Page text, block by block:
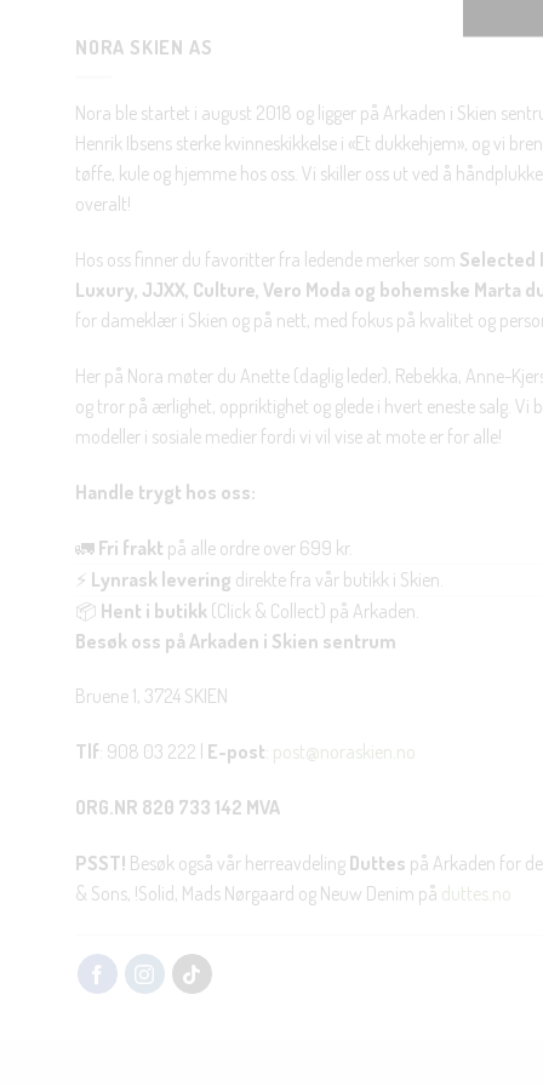
NORA SKIEN AS
Nora ble startet i august 2018 og ligger på Arkaden i Skien
Henrik Ibsens sterke kvinneskikkelse i «Et dukkehjem», og vi
tøffe, kule og hjemme hos oss. Vi skiller oss ut ved å
overalt!
Hos oss finner du favoritter fra ledende merker som Selected
Luxury, JJXX, Culture, Vero Moda og bohemske Marta
for dameklær i Skien og på nett, med fokus på kvalitet og
Her på Nora møter du Anette (daglig leder), Rebekka, Anne-
og tror på ærlighet, oppriktighet og glede i hvert eneste salg. Vi
modeller i sosiale medier fordi vi vil vise at mote er for alle!
Handle trygt hos oss:
🚛 Fri frakt på alle ordre over 699 kr.
⚡ Lynrask levering direkte fra vår butikk i Skien.
📦 Hent i butikk (Click & Collect) på Arkaden.
Besøk oss på Arkaden i Skien sentrum
Bruene 1, 3724 SKIEN
Tlf: 908 03 222 | E-post: post@noraskien.no
ORG.NR 820 733 142 MVA
PSST! Besøk også vår herreavdeling Duttes på Arkaden for
& Sons, !Solid, Mads Nørgaard og Neuw Denim på duttes.no